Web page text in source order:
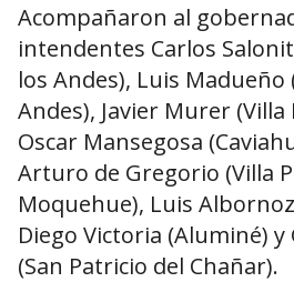
Acompañaron al
intendentes Carlos
los Andes), Luis Madueño
Andes), Javier Murer
Oscar Mansegosa
Arturo de Gregorio (Villa
Moquehue), Luis
Diego Victoria (Aluminé)
(San Patricio del Chañar).